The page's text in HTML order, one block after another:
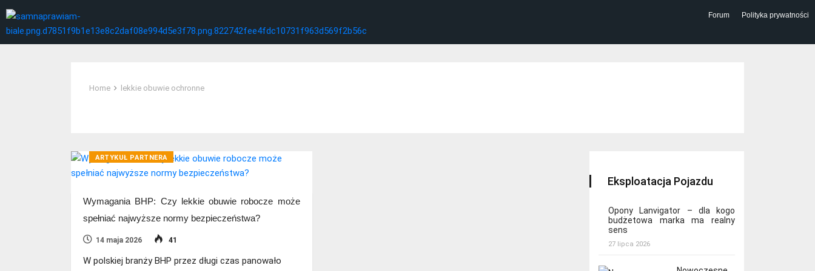
Forum Polityka prywatności
Home lekkie obuwie ochronne
ARTYKUŁ PARTNERA
Wymagania BHP: Czy lekkie obuwie robocze może
spełniać najwyższe normy bezpieczeństwa?
14 maja 2026 41
W polskiej branży BHP przez długi czas panowało
Eksploatacja Pojazdu
Opony Lanvigator – dla kogo
budżetowa marka ma realny
sens
27 lipca 2026